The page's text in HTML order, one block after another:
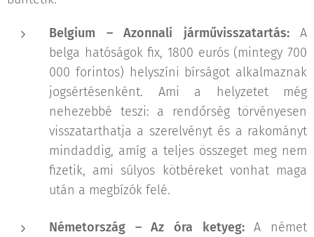
Belgium – Azonnali járművisszatartás:A
belga hatóságok fix, 1800 eurós (mintegy 700
000 forintos) helyszíni bírságot alkalmaznak
jogsértésenként. Ami a helyzetet még
nehezebbé teszi: a rendőrség törvényesen
visszatarthatja a szerelvényt és a rakományt
mindaddig, amíg a teljes összeget meg nem
fizetik, ami súlyos kötbéreket vonhat maga
után a megbízók felé.
Németország – Az óra ketyeg:A német